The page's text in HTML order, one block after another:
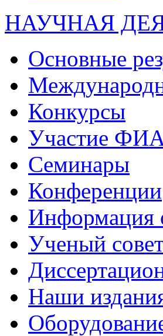
НАУЧНАЯ
Основные
Конкурсы
Участие
Семинары
Конференции
Информация
Ученый
Наши